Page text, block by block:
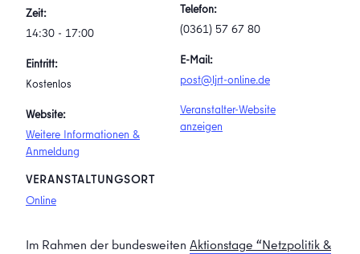
Zeit:
14:30 - 17:00
Eintritt:
Kostenlos
Website:
Weitere Informationen &
Anmeldung
VERANSTALTUNGSORT
Online
Telefon:
(0361) 57 67 80
E-Mail:
post@ljrt-online.de
Veranstalter-Website
anzeigen
Im Rahmen der bundesweiten Aktionstage “Netzpolitik &